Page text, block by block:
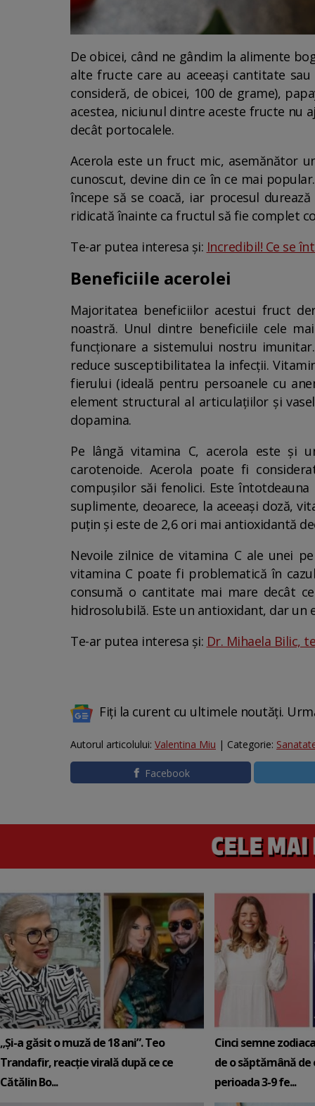
De obicei, când ne gândim la alimente
alte fructe care au aceeași cantitate
consideră, de obicei, 100 de grame),
acestea, niciunul dintre aceste fructe nu
decât portocalele.
Acerola este un fruct mic, asemănător
cunoscut, devine din ce în ce mai
începe să se coacă, iar procesul
ridicată înainte ca fructul să fie complet
Te-ar putea interesa și: Incredibil! Ce se
Beneficiile acerolei
Majoritatea beneficiilor acestui fruct
noastră. Unul dintre beneficiile cele
funcționare a sistemului nostru
reduce susceptibilitatea la infecții.
fierului (ideală pentru persoanele cu
element structural al articulațiilor și
dopamina.
Pe lângă vitamina C, acerola este și
carotenoide. Acerola poate fi
compușilor săi fenolici. Este
suplimente, deoarece, la aceeași doză,
puțin și este de 2,6 ori mai antioxidantă
Nevoile zilnice de vitamina C ale unei
vitamina C poate fi problematică în
consumă o cantitate mai mare decât
hidrosolubilă. Este un antioxidant, dar un
Te-ar putea interesa și: Dr. Mihaela Bilic,
Fiți la curent cu ultimele noutăți.
Autorul articolului: Valentina Miu | Categorie:
Facebook
„Și-a găsit o muză de 18 ani”. Teo
Trandafir, reacție virală după ce ce
Cătălin Bo...
Cinci semne
de o săptămână de
perioada 3-9 fe...